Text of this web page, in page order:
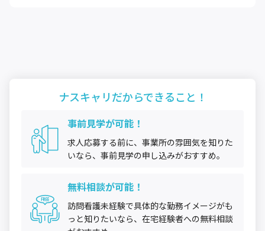
ナスキャリだからできること！
事前見学が可能！
求人応募する前に、事業所の雰囲気を知りた
いなら、事前見学の申し込みがおすすめ。
無料相談が可能！
訪問看護未経験で具体的な勤務イメージがも
っと知りたいなら、在宅経験者への無料相談